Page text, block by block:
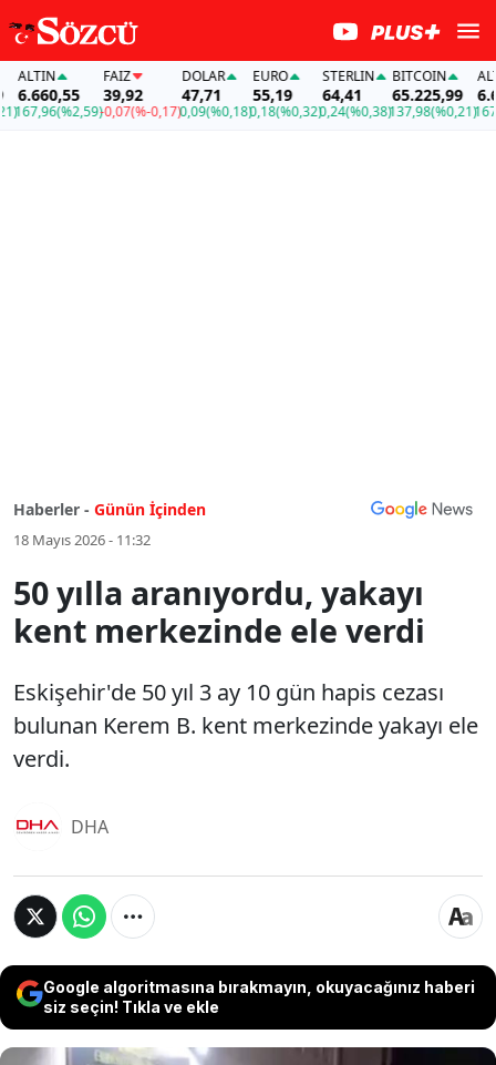
ALTIN
6.660,55
167,96(%2,59)
FAİZ
39,92
-0,07(%-0,17)
DOLAR
47,71
0,09(%0,18)
EURO
55,19
0,18(%0,32)
STERLIN
64,41
0,24(%0,38)
BITCOIN
65.225,99
137,98(%0,21)
Haberler - Günün İçinden
18 Mayıs 2026 - 11:32
50 yılla aranıyordu, yakayı
kent merkezinde ele verdi
Eskişehir'de 50 yıl 3 ay 10 gün hapis cezası
bulunan Kerem B. kent merkezinde yakayı ele
verdi.
DHA
Google algoritmasına bırakmayın, okuyacağınız haberi
siz seçin! Tıkla ve ekle